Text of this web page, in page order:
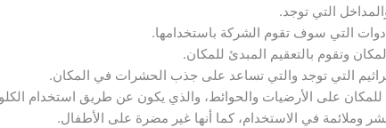
التي توجد.
التي سوف تقوم الشركة باستخدامها.
وتقوم بالتعقيم المبدئ للمكان.
التي توجد والتي تساعد على جذب الحشرات في المكان.
على الأرضيات والحوائط، والذي يكون عن طريق استخدام
وملائمة في الاستخدام، كما أنها غير مضرة على الأطفال.